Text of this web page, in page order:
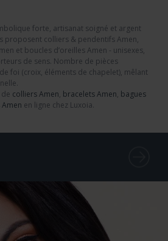
forte, artisanat soigné et argent
proposent colliers & pendentifs Amen,
et boucles d’oreilles Amen - unisexes,
de sens. Nombre de pièces
foi (croix, éléments de chapelet), mêlant
colliers Amen, bracelets Amen, bagues
en ligne chez Luxoia.